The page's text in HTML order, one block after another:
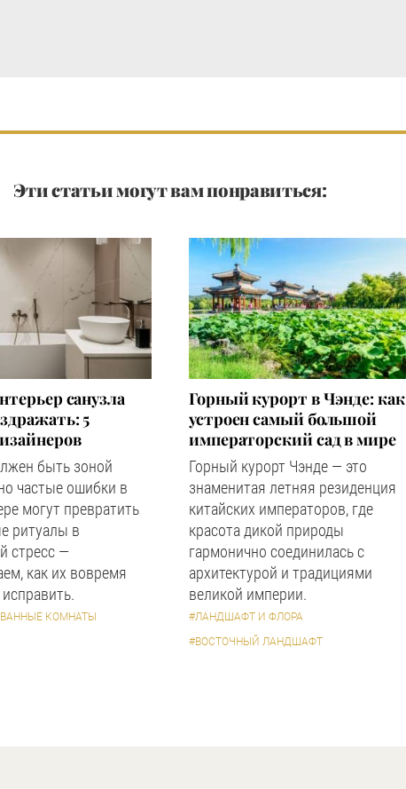
Эти статьи могут вам понравиться:
санузла
5
быть зоной
частые ошибки в
могут превратить
ритуалы в
стресс —
как их вовремя
КОМНАТЫ
Горный курорт в Чэнде: как
устроен самый большой
императорский сад в мире
Горный курорт Чэнде — это
знаменитая летняя резиденция
китайских императоров, где
красота дикой природы
гармонично соединилась с
архитектурой и традициями
великой империи.
#ЛАНДШАФТ И ФЛОРА
#ВОСТОЧНЫЙ ЛАНДШАФТ